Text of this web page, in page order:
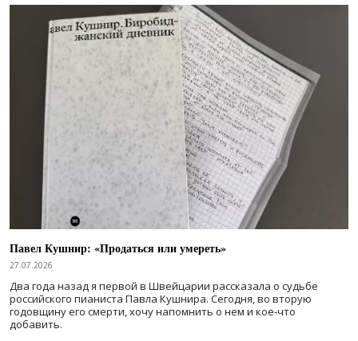
Павел Кушнир: «Продаться или умереть»
27.07.2026
Два года назад я первой в Швейцарии рассказала о судьбе
российского пианиста Павла Кушнира. Сегодня, во вторую
годовщину его смерти, хочу напомнить о нем и кое-что
добавить.